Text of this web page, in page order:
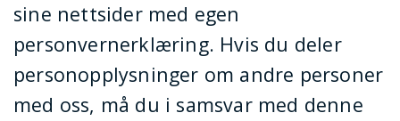
sine nettsider med egen
personvernerklæring. Hvis du deler
personopplysninger om andre personer
med oss, må du i samsvar med denne